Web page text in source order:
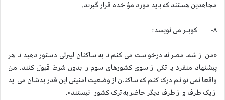
مجاهدین هستند که باید مورد مؤاخده قرار گیرند.
۸- کوبلر می نویسد:
«من از شما مصرانه درخواست می کنم تا به ساکنان لیبرتی دستور دهید تا هر
پیشنهاد منفرد یا تکی از سوی کشورهای سوم را بدون شرط قبول کنند. من
واقعا نمی توانم درک کنم که ساکنان از وضعیت امنیتی این قدر بدشان می اید
از یک طرف و از طرف دیگر حاضر به ترک کشور نیستند».